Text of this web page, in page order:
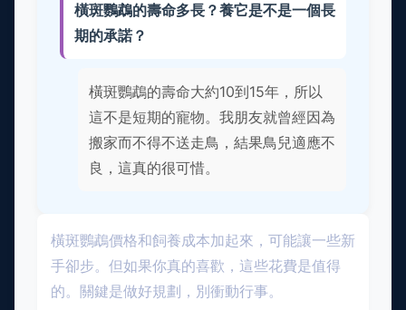
橫斑鸚鵡的壽命多長？養它是不是一個長
期的承諾？
橫斑鸚鵡的壽命大約10到15年，所以
這不是短期的寵物。我朋友就曾經因為
搬家而不得不送走鳥，結果鳥兒適應不
良，這真的很可惜。
橫斑鸚鵡價格和飼養成本加起來，可能讓一些新
手卻步。但如果你真的喜歡，這些花費是值得
的。關鍵是做好規劃，別衝動行事。